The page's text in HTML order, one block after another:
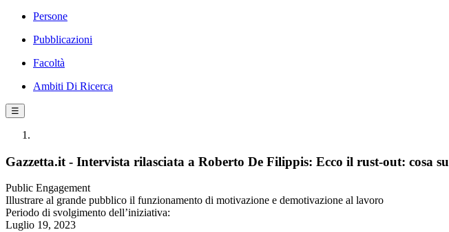
Persone
Pubblicazioni
Facoltà
Ambiti Di Ricerca
☰
Gazzetta.it - Intervista rilasciata a Roberto De Filippis: Ecco il rust-out: cosa
Public Engagement
Illustrare al grande pubblico il funzionamento di motivazione e demotivazione al lavoro
Periodo di svolgimento dell’iniziativa:
Luglio 19, 2023